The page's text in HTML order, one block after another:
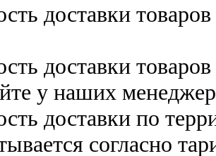
доставки
доставки
у наших
доставки по
согласно